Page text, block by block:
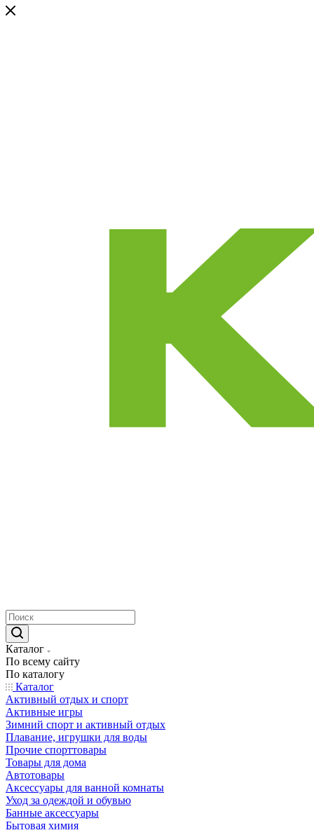
Каталог
По всему сайту
По каталогу
Каталог
Активный отдых и спорт
Активные игры
Зимний спорт и активный отдых
Плавание, игрушки для воды
Прочие спорттовары
Товары для дома
Автотовары
Аксессуары для ванной комнаты
Уход за одеждой и обувью
Банные аксессуары
Бытовая химия